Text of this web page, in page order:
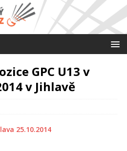
GPC U13 v
v Jihlavě
25.10.2014